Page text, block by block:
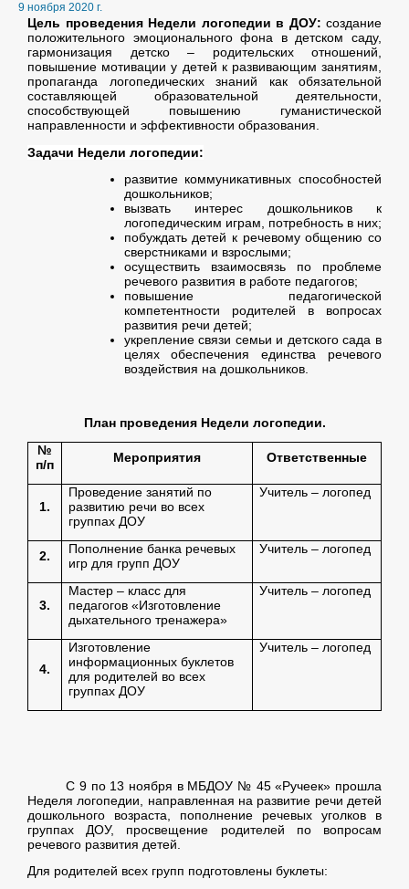
9 ноября 2020 г.
Цель проведения Недели логопедии в ДОУ: создание
положительного эмоционального фона в детском саду,
гармонизация детско – родительских отношений,
повышение мотивации у детей к развивающим занятиям,
пропаганда логопедических знаний как обязательной
составляющей образовательной деятельности,
способствующей повышению гуманистической
направленности и эффективности образования.
Задачи Недели логопедии:
развитие коммуникативных способностей
дошкольников;
вызвать интерес дошкольников к
логопедическим играм, потребность в них;
побуждать детей к речевому общению со
сверстниками и взрослыми;
осуществить взаимосвязь по проблеме
речевого развития в работе педагогов;
повышение педагогической
компетентности родителей в вопросах
развития речи детей;
укрепление связи семьи и детского сада в
целях обеспечения единства речевого
воздействия на дошкольников.
План проведения Недели логопедии.
№
п/п
Мероприятия Ответственные
1.
Проведение занятий по
развитию речи во всех
группах ДОУ
Учитель – логопед
2.
Пополнение банка речевых
игр для групп ДОУ
Учитель – логопед
3.
Мастер – класс для
педагогов «Изготовление
дыхательного тренажера»
Учитель – логопед
4.
Изготовление
информационных буклетов
для родителей во всех
группах ДОУ
Учитель – логопед
С 9 по 13 ноября в МБДОУ № 45 «Ручеек» прошла
Неделя логопедии, направленная на развитие речи детей
дошкольного возраста, пополнение речевых уголков в
группах ДОУ, просвещение родителей по вопросам
речевого развития детей.
Для родителей всех групп подготовлены буклеты: